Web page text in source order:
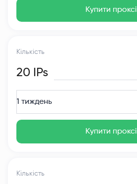
Купити проксі
Кількість
20 IPs
1 тиждень
Купити проксі
Кількість